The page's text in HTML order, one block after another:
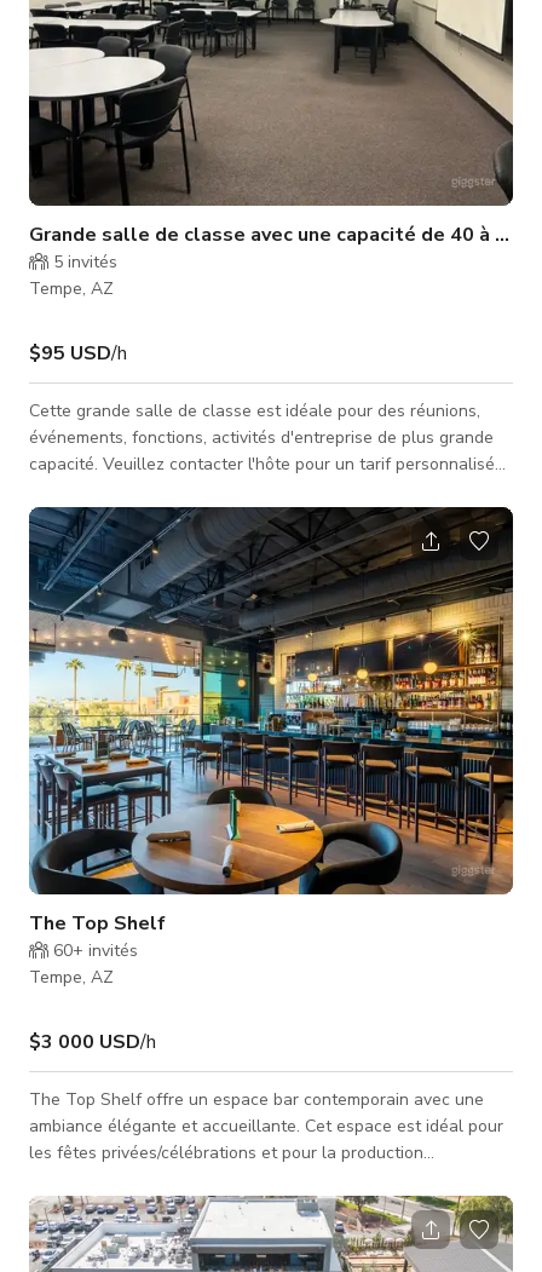
Grande salle de classe avec une capacité de 40 à 50
5 invités
Tempe, AZ
$95 USD/h
Cette grande salle de classe est idéale pour des réunions,
événements, fonctions, activités d'entreprise de plus grande
capacité. Veuillez contacter l'hôte pour un tarif personnalisé
40 à 50 personnes
The Top Shelf
60+ invités
Tempe, AZ
$3 000 USD/h
The Top Shelf offre un espace bar contemporain avec une
ambiance élégante et accueillante. Cet espace est idéal pour
les fêtes privées/célébrations et pour la production
en plein air qui apporte la lumière naturelle et offre un décor
idéal. Capacité : Places à l'intérieur : 68 sièges ; Balcon : 34
sièges ; Tabourets de bar : 10 sièges ; Baies de golf : 8(x2)